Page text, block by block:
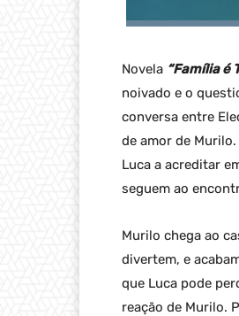
Novela “Família é
noivado e o
conversa entre
de amor de
Luca a acreditar
seguem ao
Murilo chega ao
divertem, e
que Luca pode
reação de Murilo.